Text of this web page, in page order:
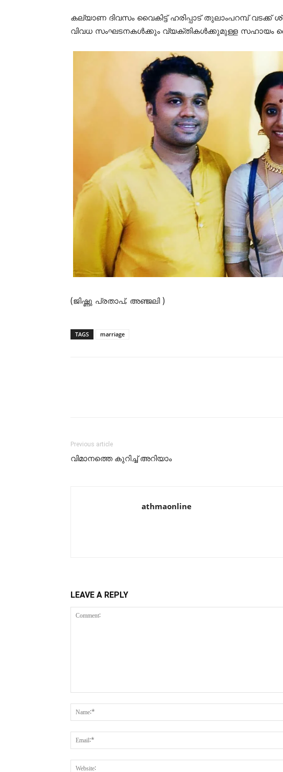
കല്യാണ ദിവസം വൈകിട്ട് ഹരിപ്പാട് തുലാംപറമ്പ് വടക്ക്
വിവധ സംഘടനകള്‍ക്കും വ്യക്തികള്‍ക്കുമുള്ള സഹായം
(ജിഷ്ണു പ്രതാപ്, അഞ്ജലി )
TAGS marriage
Previous article
വിമാനത്തെ കുറിച്ച് അറിയാം
athmaonline
LEAVE A REPLY